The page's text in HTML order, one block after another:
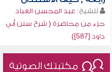
للشيخ: عبد المحسن العباد
جزء من محاضرة ( شرح سنن أبي
داود [587])
مكتبتك الصوتية